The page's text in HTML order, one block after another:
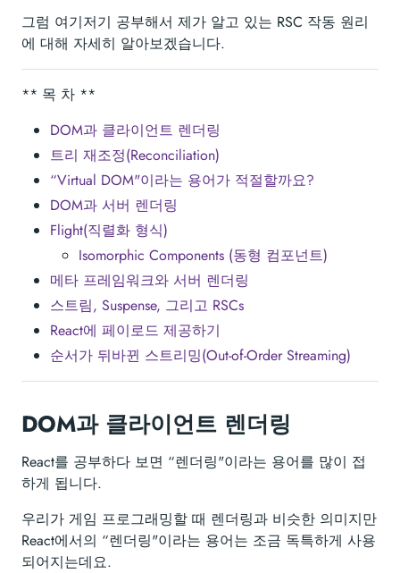
그럼 여기저기 공부해서 제가 알고 있는 RSC 작동 원리
에 대해 자세히 알아보겠습니다.
** 목 차 **
DOM과 클라이언트 렌더링
트리 재조정(Reconciliation)
“Virtual DOM"이라는 용어가 적절할까요?
DOM과 서버 렌더링
Flight(직렬화 형식)
Isomorphic Components (동형 컴포넌트)
메타 프레임워크와 서버 렌더링
스트림, Suspense, 그리고 RSCs
React에 페이로드 제공하기
순서가 뒤바뀐 스트리밍(Out-of-Order Streaming)
DOM과 클라이언트 렌더링
React를 공부하다 보면 “렌더링"이라는 용어를 많이 접
하게 됩니다.
우리가 게임 프로그래밍할 때 렌더링과 비슷한 의미지만
React에서의 “렌더링"이라는 용어는 조금 독특하게 사용
되어지는데요.